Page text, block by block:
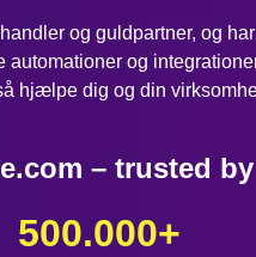
og guldpartner, og
automationer og
hjælpe dig og din
– trusted by
500.000+